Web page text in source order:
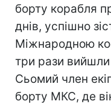
борту корабля
днів, успішно
Міжнародною
три рази
Сьомий член
борту МКС, де